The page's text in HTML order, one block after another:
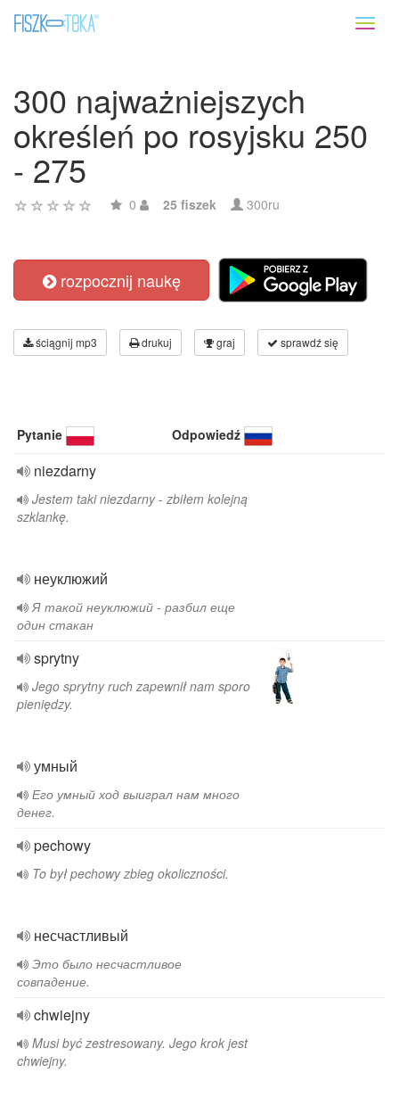
300 najważniejszych
określeń po rosyjsku 250
- 275
0 25 fiszek 300ru
rozpocznij naukę
ściągnij mp3 drukuj graj sprawdź się
Pytanie Odpowiedź
niezdarny
Jestem taki niezdarny - zbiłem kolejną
szklankę.
неуклюжий
Я такой неуклюжий - разбил еще
один стакан
sprytny
Jego sprytny ruch zapewnił nam sporo
pieniędzy.
умный
Его умный ход выиграл нам много
денег.
pechowy
To był pechowy zbieg okoliczności.
несчастливый
Это было несчастливое
совпадение.
chwiejny
Musi być zestresowany. Jego krok jest
chwiejny.